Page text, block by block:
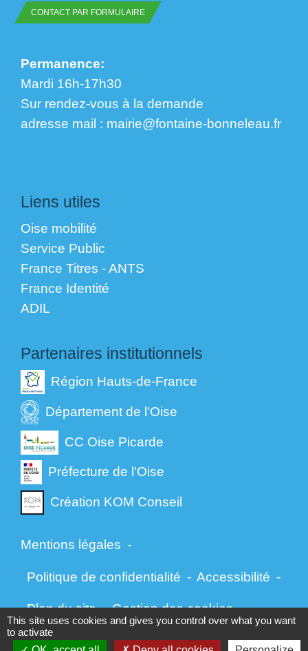
CONTACT PAR FORMULAIRE
Permanence:
Mardi 16h-17h30
Sur rendez-vous à la demande
​​​​​​​adresse mail : mairie@fontaine-bonneleau.fr
Liens utiles
Oise mobilité
Service Public
France Titres - ANTS
France Identité
ADIL
Partenaires institutionnels
Région Hauts-de-France
Département de l'Oise
CC Oise Picarde
Préfecture de l'Oise
Création KOM Conseil
Mentions légales -
Politique de confidentialité - Accessibilité -
Plan du site - Gestion des cookies
This site uses cookies and gives you control over what you want
to activate